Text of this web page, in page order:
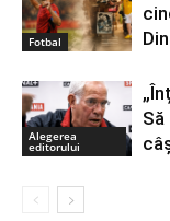
Fotbal
Alegerea
editorului